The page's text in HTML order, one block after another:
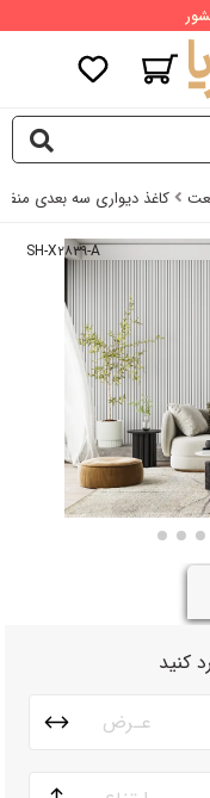
کاغذ دیواری سه بعدی
SH-X۲۸۳۹-A
کنید